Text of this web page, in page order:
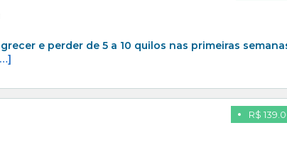
e perder de 5 a 10 quilos nas primeiras
R$